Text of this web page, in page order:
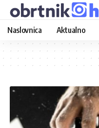
Naslovnica Aktualno